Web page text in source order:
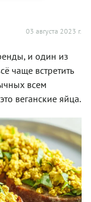
03 августа 2023 г.
и один из
чаще встретить
всем
веганские яйца.